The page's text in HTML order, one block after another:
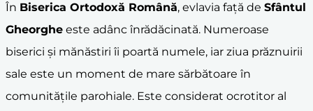
În Biserica Ortodoxă Română, evlavia față de Sfântul
Gheorghe este adânc înrădăcinată. Numeroase
biserici și mănăstiri îi poartă numele, iar ziua prăznuirii
sale este un moment de mare sărbătoare în
comunitățile parohiale. Este considerat ocrotitor al